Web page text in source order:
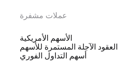
عملات مشفرة
الأسهم الأمريكية
العقود الآجلة المستمرة للأسهم
أسهم التداول الفوري